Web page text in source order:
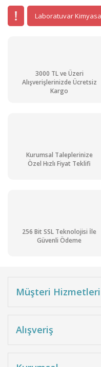
Laboratuvar
3000 TL ve Üzeri
Alışverişlerinizde Ücretsiz
Kargo
Kurumsal Taleplerinize
Özel Hızlı Fiyat Teklifi
256 Bit SSL Teknolojisi İle
Güvenli Ödeme
Müşteri Hizmetleri
Alışveriş